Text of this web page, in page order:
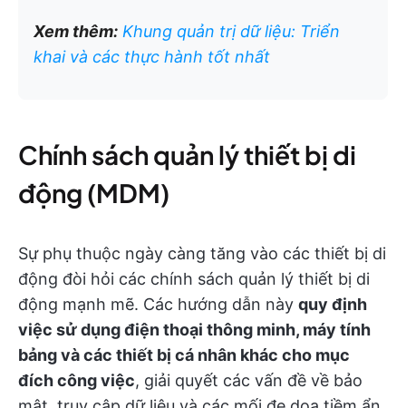
Xem thêm: Khung quản trị dữ liệu: Triển
khai và các thực hành tốt nhất
Chính sách quản lý thiết bị di
động (MDM)
Sự phụ thuộc ngày càng tăng vào các thiết bị di
động đòi hỏi các chính sách quản lý thiết bị di
động mạnh mẽ. Các hướng dẫn này quy định
việc sử dụng điện thoại thông minh, máy tính
bảng và các thiết bị cá nhân khác cho mục
đích công việc, giải quyết các vấn đề về bảo